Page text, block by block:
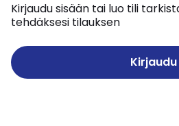
Kirjaudu sisään tai luo tili
tehdäksesi tilauksen
Kirjaudu